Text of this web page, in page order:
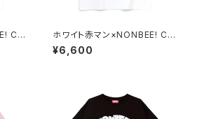
CO
r
ホワイト赤マン×NONBEE! CO
LLABORATION TEE white/b
lack
¥6,600